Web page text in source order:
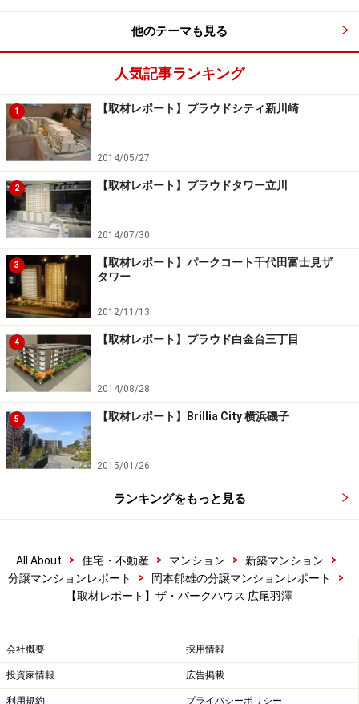
他のテーマも見る
人気記事ランキング
1 【取材レポート】プラウドシティ新川崎
2014/05/27
2 【取材レポート】プラウドタワー立川
2014/07/30
3
【取材レポート】パークコート千代田富士見ザ
タワー
2012/11/13
4 【取材レポート】プラウド白金台三丁目
2014/08/28
5 【取材レポート】Brillia City 横浜磯子
2015/01/26
ランキングをもっと見る
All About > 住宅・不動産 > マンション > 新築マンション
>
分譲マンションレポート
> 岡本郁雄の分譲マンションレポート
>
【取材レポート】ザ・パークハウス 広尾羽澤
会社概要 採用情報
投資家情報 広告掲載
利用規約 プライバシーポリシー